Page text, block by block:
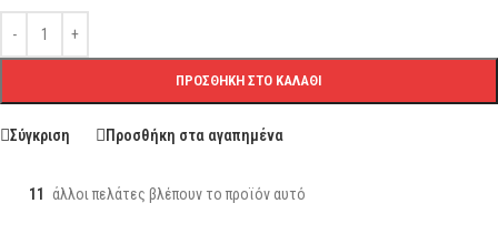
ΠΡΟΣΘΉΚΗ ΣΤΟ ΚΑΛΆΘΙ
Σύγκριση Προσθήκη στα αγαπημένα
11 άλλοι πελάτες βλέπουν το προϊόν αυτό